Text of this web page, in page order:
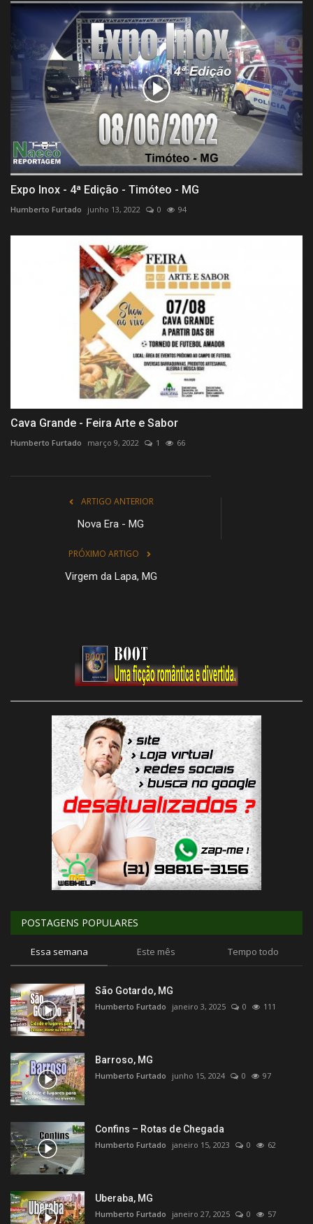
Expo Inox - 4ª Edição - Timóteo - MG
Humberto Furtado junho 13, 2022 0 94
Cava Grande - Feira Arte e Sabor
Humberto Furtado março 9, 2022 1 66
ARTIGO ANTERIOR
Nova Era - MG
PRÓXIMO ARTIGO
Virgem da Lapa, MG
POSTAGENS POPULARES
Essa semana Este mês Tempo todo
São Gotardo, MG
Humberto Furtado janeiro 3, 2025 0 111
Barroso, MG
Humberto Furtado junho 15, 2024 0 97
Confins – Rotas de Chegada
Humberto Furtado janeiro 15, 2023 0 62
Uberaba, MG
Humberto Furtado janeiro 27, 2025 0 57